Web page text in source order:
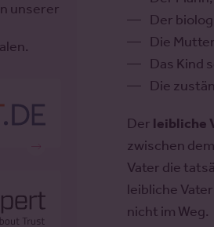
Der
Die
Das Kind
Die
Der leibliche
zwischen
Vater die
leibliche
nicht im Weg.
unserer